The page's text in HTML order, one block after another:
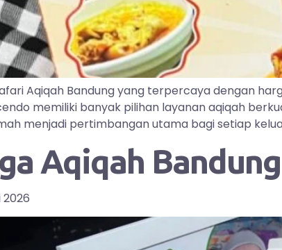
Aqiqah Bandung yang terpercaya dengan
memiliki banyak pilihan layanan aqiqah
menjadi pertimbangan utama bagi setiap
Aqiqah